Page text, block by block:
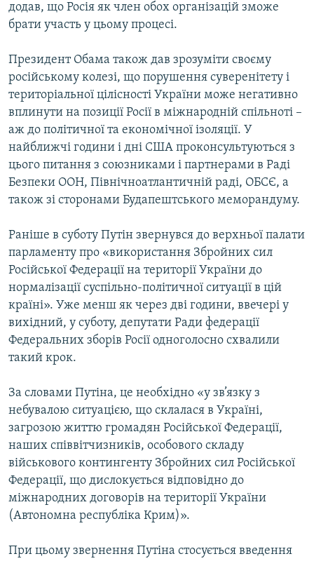
додав, що Росія як член обох організацій зможе
брати участь у цьому процесі.
Президент Обама також дав зрозуміти своєму
російському колезі, що порушення суверенітету і
територіальної цілісності України може негативно
вплинути на позиції Росії в міжнародній спільноті –
аж до політичної та економічної ізоляції. У
найближчі години і дні США проконсультуються з
цього питання з союзниками і партнерами в Раді
Безпеки ООН, Північноатлантичній раді, ОБСЄ, а
також зі сторонами Будапештського меморандуму.
Раніше в суботу Путін звернувся до верхньої палати
парламенту про «використання Збройних сил
Російської Федерації на території України до
нормалізації суспільно-політичної ситуації в цій
країні». Уже менш як через дві години, ввечері у
вихідний, у суботу, депутати Ради федерації
Федеральних зборів Росії одноголосно схвалили
такий крок.
За словами Путіна, це необхідно «у зв’язку з
небувалою ситуацією, що склалася в Україні,
загрозою життю громадян Російської Федерації,
наших співвітчизників, особового складу
військового контингенту Збройних сил Російської
Федерації, що дислокується відповідно до
міжнародних договорів на території України
(Автономна республіка Крим)».
При цьому звернення Путіна стосується введення